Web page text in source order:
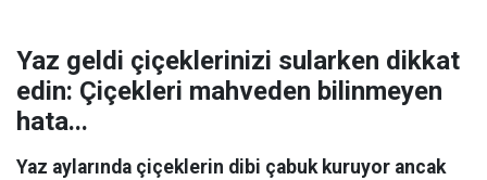
Yaz geldi çiçeklerinizi sularken dikkat
edin: Çiçekleri mahveden bilinmeyen
hata...
Yaz aylarında çiçeklerin dibi çabuk kuruyor ancak